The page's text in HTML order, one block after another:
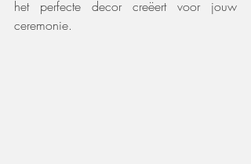
het perfecte decor creëert voor jouw
ceremonie.